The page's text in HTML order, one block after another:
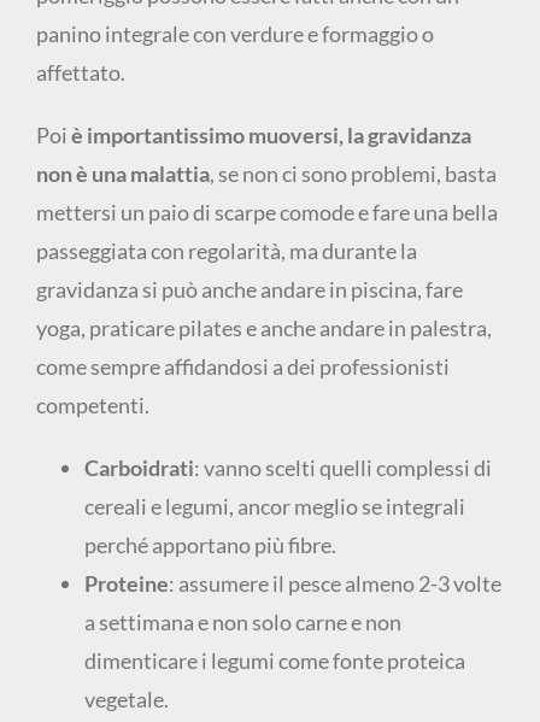
panino integrale con verdure e formaggio o
affettato.
Poiè importantissimo muoversi, la gravidanza
non è una malattia, se non ci sono problemi, basta
mettersi un paio di scarpe comode e fare una bella
passeggiata con regolarità, ma durante la
gravidanza si può anche andare in piscina, fare
yoga, praticare pilates e anche andare in palestra,
come sempre affidandosi a dei professionisti
competenti.
Carboidrati: vanno scelti quelli complessi di
cereali e legumi, ancor meglio se integrali
perché apportano più fibre.
Proteine: assumere il pesce almeno 2-3 volte
a settimana e non solo carne e non
dimenticare i legumi come fonte proteica
vegetale.